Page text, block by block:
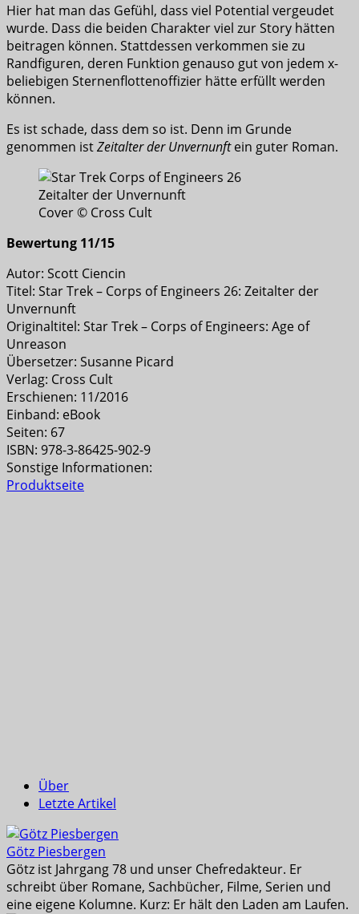
Hier hat man das Gefühl, dass viel Potential vergeudet
wurde. Dass die beiden Charakter viel zur Story hätten
beitragen können. Stattdessen verkommen sie zu
Randfiguren, deren Funktion genauso gut von jedem x-
beliebigen Sternenflottenoffizier hätte erfüllt werden
können.
Es ist schade, dass dem so ist. Denn im Grunde
genommen istZeitalter der Unvernunftein guter Roman.
Cover © Cross Cult
Bewertung 11/15
Autor: Scott Ciencin
Titel: Star Trek – Corps of Engineers 26: Zeitalter der
Unvernunft
Originaltitel: Star Trek – Corps of Engineers: Age of
Unreason
Übersetzer: Susanne Picard
Verlag: Cross Cult
Erschienen: 11/2016
Einband: eBook
Seiten: 67
ISBN: 978-3-86425-902-9
Sonstige Informationen:
Produktseite
Über
Letzte Artikel
Götz Piesbergen
Götz ist Jahrgang 78 und unser Chefredakteur. Er
schreibt über Romane, Sachbücher, Filme, Serien und
eine eigene Kolumne. Kurz: Er hält den Laden am Laufen.